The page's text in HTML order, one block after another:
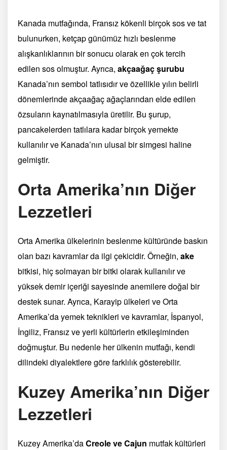
Kanada mutfağında, Fransız kökenli birçok sos ve tat
bulunurken, ketçap günümüz hızlı beslenme
alışkanlıklarının bir sonucu olarak en çok tercih
edilen sos olmuştur. Ayrıca, akçaağaç şurubu
Kanada’nın sembol tatlısıdır ve özellikle yılın belirli
dönemlerinde akçaağaç ağaçlarından elde edilen
özsuların kaynatılmasıyla üretilir. Bu şurup,
pancakelerden tatlılara kadar birçok yemekte
kullanılır ve Kanada’nın ulusal bir simgesi haline
gelmiştir.
Orta Amerika’nın Diğer
Lezzetleri
Orta Amerika ülkelerinin beslenme kültüründe baskın
olan bazı kavramlar da ilgi çekicidir. Örneğin, ake
bitkisi, hiç solmayan bir bitki olarak kullanılır ve
yüksek demir içeriği sayesinde anemilere doğal bir
destek sunar. Ayrıca, Karayip ülkeleri ve Orta
Amerika’da yemek teknikleri ve kavramlar, İspanyol,
İngiliz, Fransız ve yerli kültürlerin etkileşiminden
doğmuştur. Bu nedenle her ülkenin mutfağı, kendi
dilindeki diyalektlere göre farklılık gösterebilir.
Kuzey Amerika’nın Diğer
Lezzetleri
Kuzey Amerika’daCreole ve Cajun mutfak kültürleri